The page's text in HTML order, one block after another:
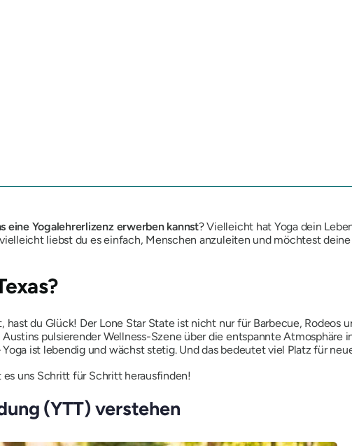
eine Yogalehrerlizenz erwerben kannst? Vielleicht hat Yoga dein
liebst du es einfach, Menschen anzuleiten und möchtest
hast du Glück! Der Lone Star State ist nicht nur für Barbecue, Rodeos
pulsierender Wellness-Szene über die entspannte Atmosphäre
ist lebendig und wächst stetig. Und das bedeutet viel Platz für
uns Schritt für Schritt herausfinden!
(YTT) verstehen